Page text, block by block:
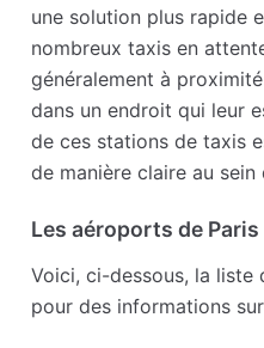
une solution plus rapide
nombreux taxis en
généralement à
dans un endroit qui leur
de ces stations de taxis
de manière claire au
Les aéroports de Paris
Voici, ci-dessous, la liste
pour des informations